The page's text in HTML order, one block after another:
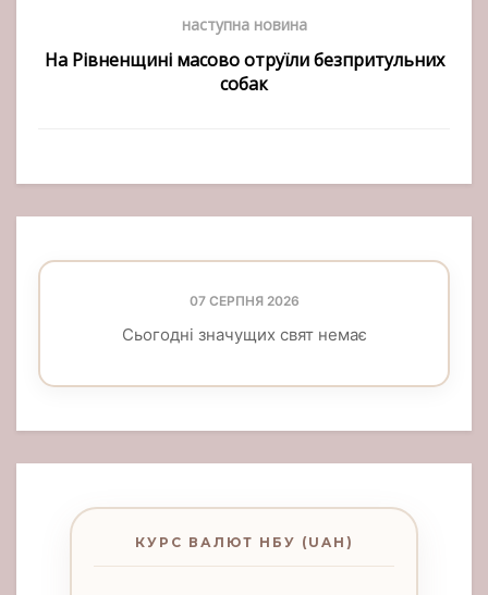
наступна новина
На Рівненщині масово отруїли безпритульних
собак
07 СЕРПНЯ 2026
Сьогодні значущих свят немає
КУРС ВАЛЮТ НБУ (UAH)